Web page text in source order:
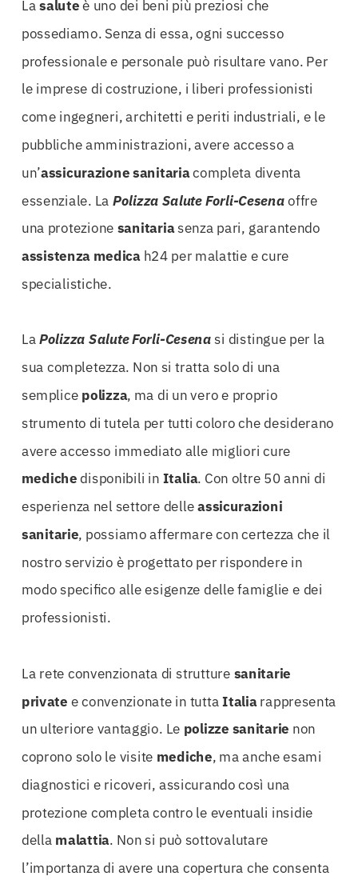
Lasaluteè uno dei beni più preziosi che
possediamo. Senza di essa, ogni successo
professionale e personale può risultare vano. Per
le imprese di costruzione, i liberi professionisti
come ingegneri, architetti e periti industriali, e le
pubbliche amministrazioni, avere accesso a
un’assicurazionesanitariacompleta diventa
essenziale. La Polizza Salute Forli-Cesenaoffre
una protezione sanitariasenza pari, garantendo
assistenza medicah24 per malattie e cure
specialistiche.
LaPolizza Salute Forli-Cesenasi distingue per la
sua completezza. Non si tratta solo di una
semplice polizza, ma di un vero e proprio
strumento di tutela per tutti coloro che desiderano
avere accesso immediato alle migliori cure
medichedisponibili in Italia. Con oltre 50 anni di
esperienza nel settore delleassicurazioni
sanitarie, possiamo affermare con certezza che il
nostro servizio è progettato per rispondere in
modo specifico alle esigenze delle famiglie e dei
professionisti.
La rete convenzionata di strutture sanitarie
private e convenzionate in tuttaItaliarappresenta
un ulteriore vantaggio. Le polizze sanitarie non
coprono solo le visite mediche, ma anche esami
diagnostici e ricoveri, assicurando così una
protezione completa contro le eventuali insidie
della malattia. Non si può sottovalutare
l’importanza di avere una copertura che consenta